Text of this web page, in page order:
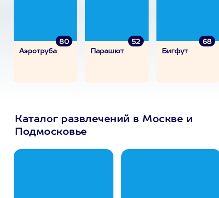
80
Аэротруба
52
Парашют
68
Бигфут
Каталог развлечений в Москве и
Подмосковье